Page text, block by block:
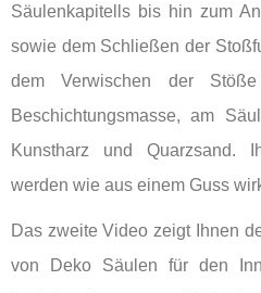
Säulenkapitells bis hin zum
sowie dem Schließen der
dem Verwischen der
Beschichtungsmasse, am
Kunstharz und Quarzsand.
werden wie aus einem Guss
Das zweite Video zeigt Ihnen
von Deko Säulen für den